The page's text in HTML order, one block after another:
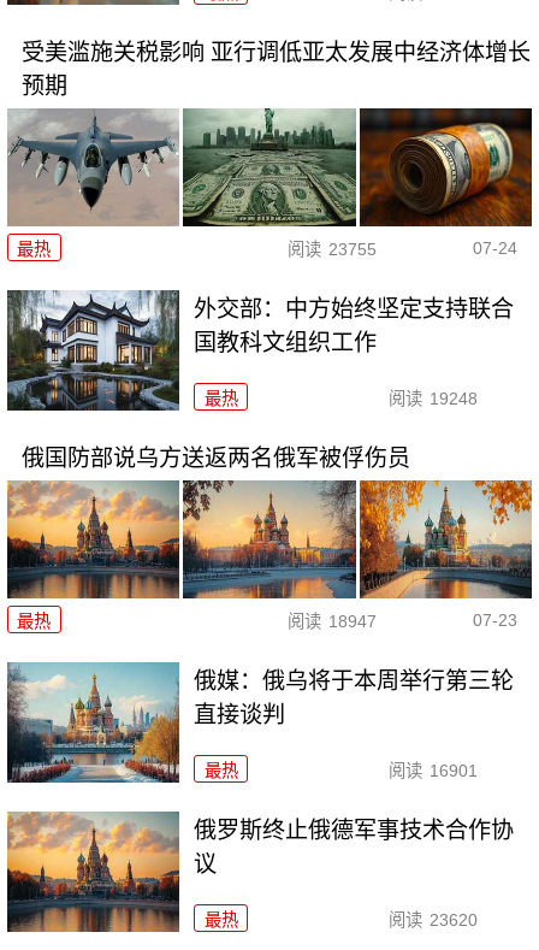
受美滥施关税影响 亚行调低亚太发展中经济体增长
预期
最热 阅读 23755 07-24
外交部：中方始终坚定支持联合
国教科文组织工作
最热 阅读 19248
俄国防部说乌方送返两名俄军被俘伤员
最热 阅读 18947 07-23
俄媒：俄乌将于本周举行第三轮
直接谈判
最热 阅读 16901
俄罗斯终止俄德军事技术合作协
议
最热 阅读 23620